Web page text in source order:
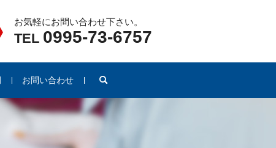
お気軽にお問い合わせ下さい。
TEL 0995-73-6757
お問い合わせ